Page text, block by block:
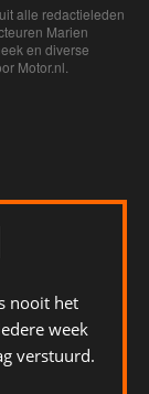
alle redactieleden
Marien
en diverse
Motor.nl.
nooit het
week
verstuurd.